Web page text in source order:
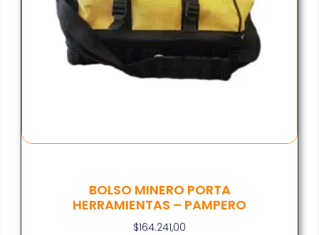
BOLSO MINERO PORTA
HERRAMIENTAS – PAMPERO
$164.241,00